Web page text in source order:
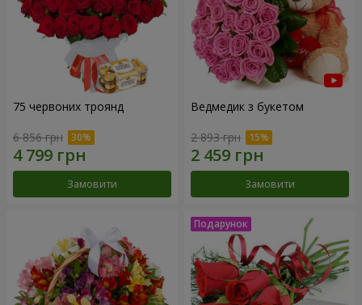
75 червоних троянд
6 856 грн
Замовити
Ведмедик з букетом
2 893 грн
Замовити